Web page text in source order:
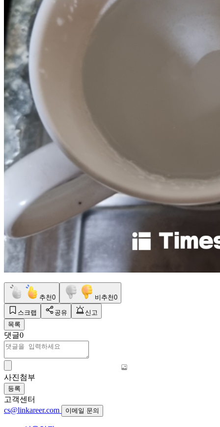
추천0 비추천0
스크랩 공유
신고
목록
댓글0
사진첨부
등록
고객센터
cs@linkareer.com
이메일 문의